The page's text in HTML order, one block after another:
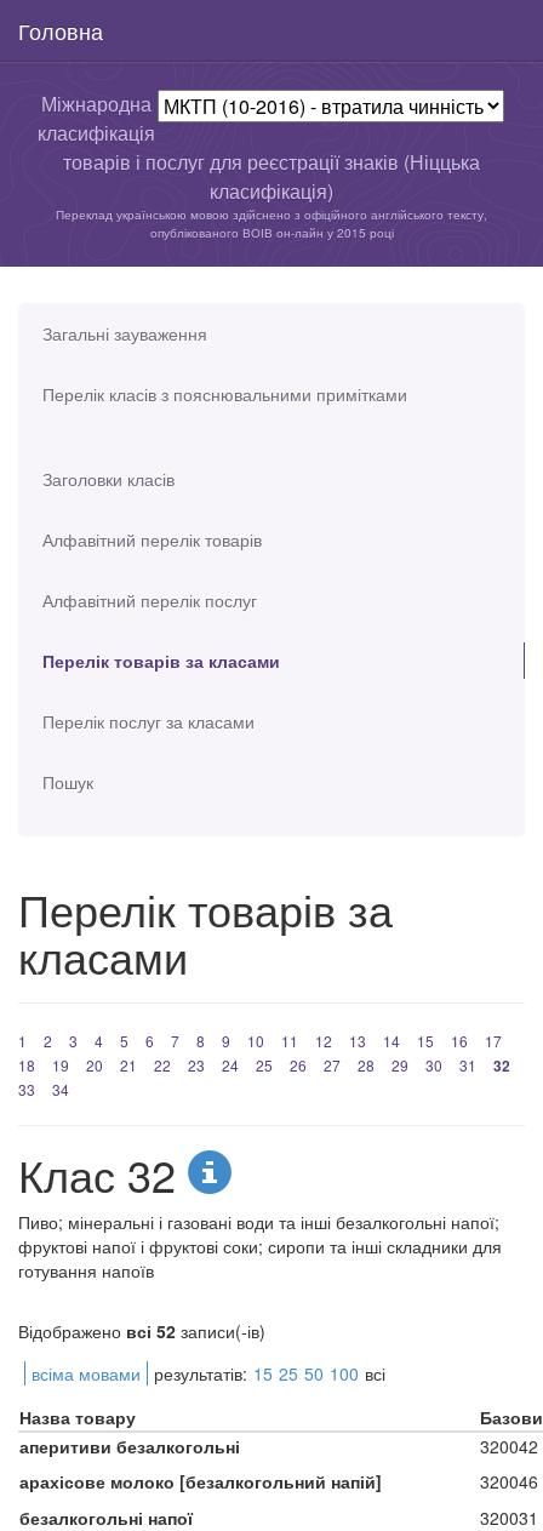
Головна
Міжнародна
класифікація
товарів і послуг для реєстрації знаків (Ніццька
класифікація)
Переклад українською мовою здійснено з офіційного англійського тексту,
опублікованого ВОІВ он-лайн у 2015 році
Загальні зауваження
Перелік класів з пояснювальними примітками
Заголовки класів
Алфавітний перелік товарів
Алфавітний перелік послуг
Перелік товарів за класами
Перелік послуг за класами
Пошук
Перелік товарів за
класами
1 2 3 4 5 6 7 8 9 10 11 12 13 14 15 16
17
18
19 20 21 22 23 24 25 26 27 28 29 30 31 32
33 34
Клас 32
Пиво; мінеральні і газовані води та інші безалкогольні напої;
фруктові напої і фруктові соки; сиропи та інші складники для
готування напоїв
Відображено всі 52 записи(-ів)
всіма мовами
результатів: 15 25 50 100 всі
Назва товару
аперитиви безалкогольні
320042
арахісове молоко [безалкогольний напій]
320046
безалкогольні напої
320031